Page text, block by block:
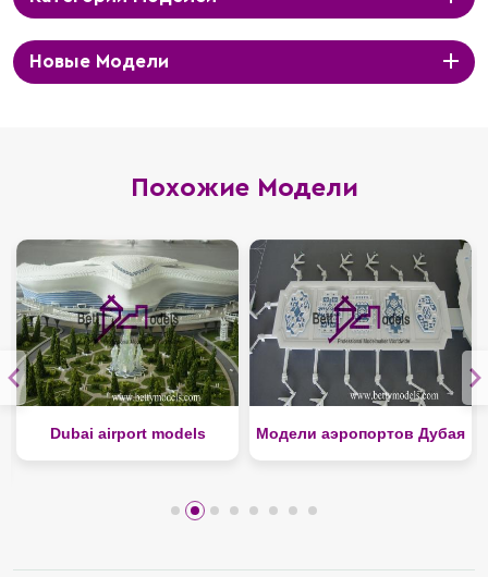
Новые Модели
Похожие Модели
Dubai airport models Модели аэропортов Дубая